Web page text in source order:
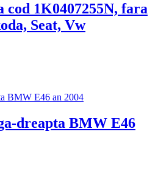
cod 1K0407255N, fara
Seat, Vw
dreapta BMW E46